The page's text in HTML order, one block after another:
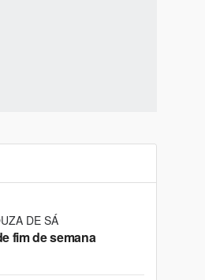
DE SÁ
fim de semana